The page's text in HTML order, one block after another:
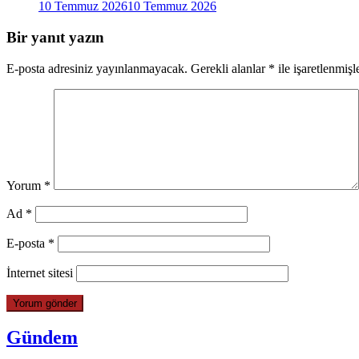
10 Temmuz 202610 Temmuz 2026
Bir yanıt yazın
E-posta adresiniz yayınlanmayacak. Gerekli alanlar * ile
Yorum *
Ad *
E-posta *
İnternet sitesi
Gündem